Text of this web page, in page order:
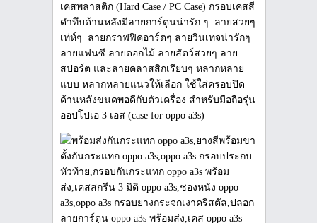
เคสพลาสติก (Hard Case / PC Case) กรอบเคสสี
ดำทึบด้านหลังมีลายการ์ตูนน่ารัก ๆ ลายสวยๆ
เท่ห์ๆ ลายกราฟฟิคอาร์ตๆ ลายวินเทจน่ารักๆ
ลายแฟนซี ลายดอกไม้ ลายสัตว์สวยๆ ลาย
สปอร์ต และลายคลาสสิกเรียบๆ หลากหลาย
แบบ หลากหลายแนวให้เลือก ใช้ใส่ครอบปิด
ด้านหลังขนดพอดีกับตัวเครื่อง สำหรับมือถือรุ่น
ออปโปเอ 3 เอส (case for oppo a3s)